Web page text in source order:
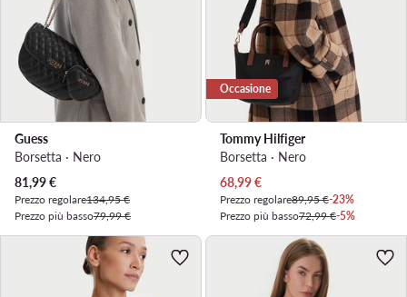
Guess
Borsetta · Nero
Prezzo attuale
81,99€
Prezzo regolare134,95 €
Prezzo più basso79,99 €
Occasione
Tommy Hilfiger
Borsetta · Nero
Prezzo attuale
68,99€
Prezzo regolare89,95 €-23%
Prezzo più basso72,99 €-5%